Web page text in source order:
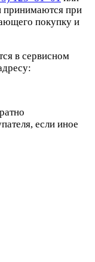
принимаются при
покупку и
в сервисном
если иное